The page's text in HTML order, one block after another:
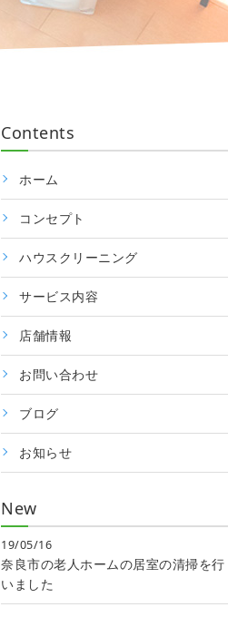
Contents
ホーム
コンセプト
ハウスクリーニング
サービス内容
店舗情報
お問い合わせ
ブログ
お知らせ
New
19/05/16
奈良市の老人ホームの居室の清掃を行
いました